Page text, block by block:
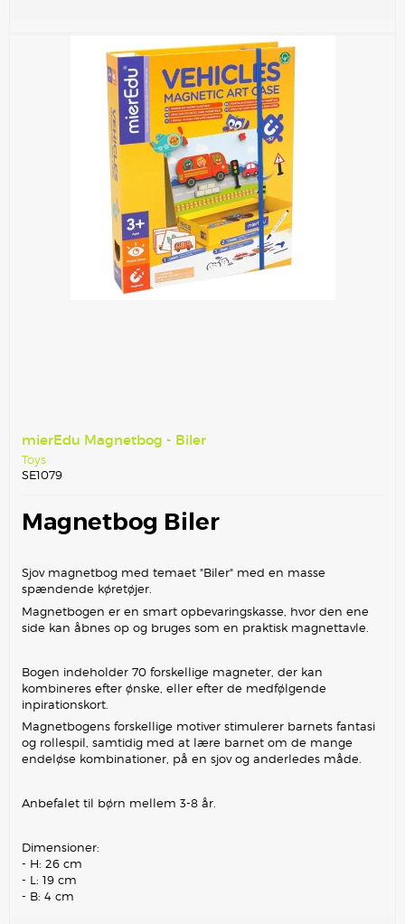
mierEdu Magnetbog - Biler
Toys
SE1079
Magnetbog Biler
Sjov magnetbog med temaet "Biler" med en masse
spændende køretøjer.
Magnetbogen er en smart opbevaringskasse, hvor den ene
side kan åbnes op og bruges som en praktisk magnettavle.
Bogen indeholder 70 forskellige magneter, der kan
kombineres efter ønske, eller efter de medfølgende
inpirationskort.
Magnetbogens forskellige motiver stimulerer barnets fantasi
og rollespil, samtidig med at lære barnet om de mange
endeløse kombinationer, på en sjov og anderledes måde.
Anbefalet til børn mellem 3-8 år.
Dimensioner:
- H: 26 cm
- L: 19 cm
- B: 4 cm